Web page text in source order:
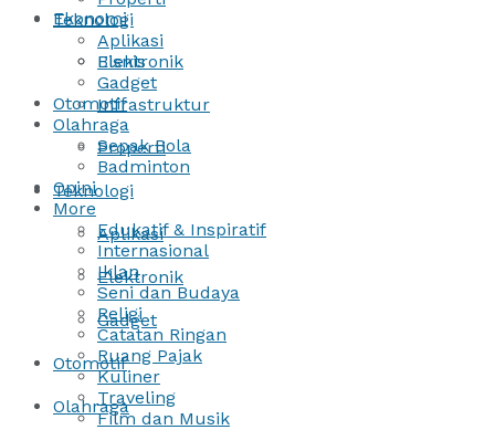
Ekonomi
Bisnis
Infrastruktur
Properti
Teknologi
Aplikasi
Elektronik
Gadget
Otomotif
Olahraga
Teknologi
Aplikasi
Elektronik
Gadget
Otomotif
Olahraga
Sepak Bola
Badminton
Opini
More
Edukatif & Inspiratif
Internasional
Iklan
Seni dan Budaya
Religi
Catatan Ringan
Ruang Pajak
Kuliner
Traveling
Film dan Musik